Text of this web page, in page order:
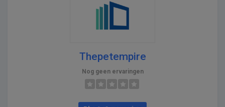
Thepetempire
Nog geen ervaringen